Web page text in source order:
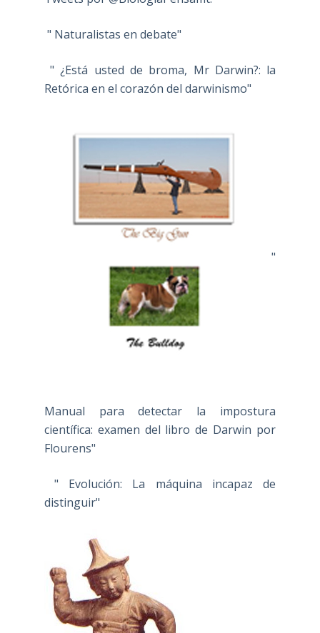
" Naturalistas en debate"
" ¿Está usted de broma, Mr Darwin?: la
Retórica en el corazón del darwinismo"
"
Manual para detectar la impostura
científica: examen del libro de Darwin por
Flourens"
" Evolución: La máquina incapaz de
distinguir"